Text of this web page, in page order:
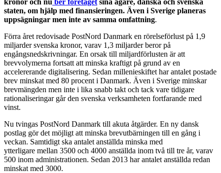
staten, om hjälp med finansieringen. Även i Sverige planeras
uppsägningar men inte av samma omfattning.
Förra året redovisade PostNord Danmark en rörelseförlust på 1,9
miljarder svenska kronor, varav 1,3 miljarder beror på
engångsnedskrivningar. En orsak till miljardförlusten är att
brevvolymerna fortsatt att minska kraftigt på grund av en
accelererande digitalisering. Sedan millenieskiftet har antalet postade
brev minskat med 80 procent i Danmark. Även i Sverige minskar
brevmängden men inte i lika snabb takt och tack vare tidigare
rationaliseringar går den svenska verksamheten fortfarande med
vinst.
Nu tvingas PostNord Danmark till akuta åtgärder. En ny dansk
postlag gör det möjligt att minska brevutbärningen till en gång i
veckan. Samtidigt ska antalet anställda minska med
ytterligare mellan 3500 och 4000 anställda inom två till tre år, varav
500 inom administrationen. Sedan 2013 har antalet anställda redan
minskat med 3000.